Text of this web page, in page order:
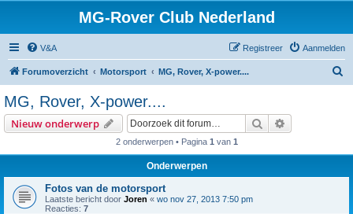
MG-Rover Club Nederland
V&A Aanmelden
Registreer
Forumoverzicht Motorsport MG, Rover, X-power....
MG, Rover, X-power....
Nieuw onderwerp Zoek
2 onderwerpen • Pagina 1 van 1
Onderwerpen
Fotos van de motorsport
Laatste bericht door Joren « wo nov 27, 2013 7:50 pm
Reacties: 7